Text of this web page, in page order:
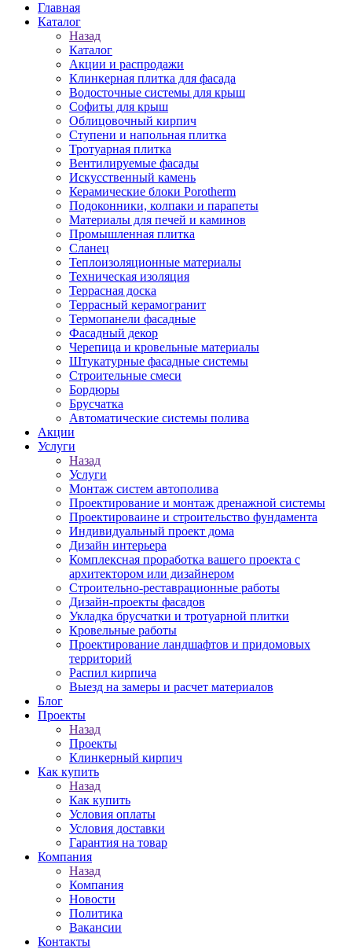
Главная
Каталог
Назад
Каталог
Акции и распродажи
Клинкерная плитка для фасада
Водосточные системы для крыш
Софиты для крыш
Облицовочный кирпич
Ступени и напольная плитка
Тротуарная плитка
Вентилируемые фасады
Искусственный камень
Керамические блоки Porotherm
Подоконники, колпаки и парапеты
Материалы для печей и каминов
Промышленная плитка
Сланец
Теплоизоляционные материалы
Техническая изоляция
Террасная доска
Террасный керамогранит
Термопанели фасадные
Фасадный декор
Черепица и кровельные материалы
Штукатурные фасадные системы
Строительные смеси
Бордюры
Брусчатка
Автоматические системы полива
Акции
Услуги
Назад
Услуги
Монтаж систем автополива
Проектирование и монтаж дренажной системы
Проектироваине и строительство фундамента
Индивидуальный проект дома
Дизайн интерьера
Комплексная проработка вашего проекта с
архитектором или дизайнером
Строительно-реставрационные работы
Дизайн-проекты фасадов
Укладка брусчатки и тротуарной плитки
Кровельные работы
Проектирование ландшафтов и придомовых
территорий
Распил кирпича
Выезд на замеры и расчет материалов
Блог
Проекты
Назад
Проекты
Клинкерный кирпич
Как купить
Назад
Как купить
Условия оплаты
Условия доставки
Гарантия на товар
Компания
Назад
Компания
Новости
Политика
Вакансии
Контакты